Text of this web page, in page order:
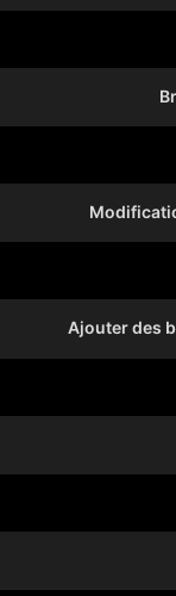
Ajouter des